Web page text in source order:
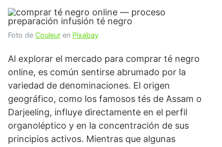
Foto de Couleur en Pixabay
Al explorar el mercado para comprar té negro
online, es común sentirse abrumado por la
variedad de denominaciones. El origen
geográfico, como los famosos tés de Assam o
Darjeeling, influye directamente en el perfil
organoléptico y en la concentración de sus
principios activos. Mientras que algunas